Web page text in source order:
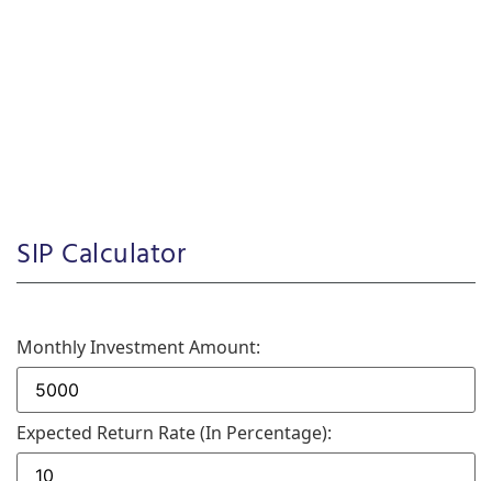
SIP Calculator
Monthly Investment Amount:
Expected Return Rate (in Percentage):